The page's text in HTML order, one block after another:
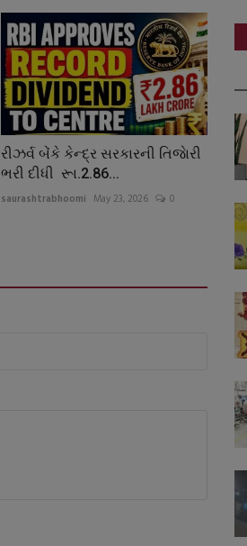
રીઝર્વ બેંકે કેન્દ્ર સરકારની તિજાેરી
ભરી દીધી રૂા.2.86...
saurashtrabhoomi May 23, 2026 0